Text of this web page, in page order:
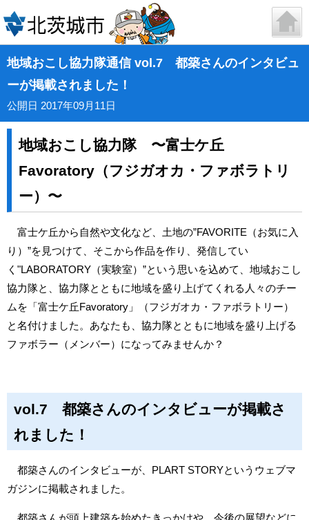
地域おこし協力隊通信 vol.7 都築さんのインタビュ
ーが掲載されました！
公開日 2017年09月11日
地域おこし協力隊 〜富士ケ丘
Favoratory（フジガオカ・ファボラトリ
ー）〜
富士ケ丘から自然や文化など、土地の”FAVORITE（お気に入
り）”を見つけて、そこから作品を作り、発信してい
く"LABORATORY（実験室）”という思いを込めて、地域おこし
協力隊と、協力隊とともに地域を盛り上げてくれる人々のチー
ムを「富士ケ丘Favoratory」（フジガオカ・ファボラトリー）
と名付けました。あなたも、協力隊とともに地域を盛り上げる
ファボラー（メンバー）になってみませんか？
vol.7 都築さんのインタビューが掲載さ
れました！
都築さんのインタビューが、PLART STORYというウェブマ
ガジンに掲載されました。
都築さんが頭上建築を始めたきっかけや、今後の展望などに